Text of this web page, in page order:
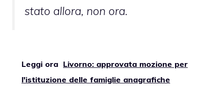
stato allora, non ora.
Leggi ora Livorno: approvata mozione per
l'istituzione delle famiglie anagrafiche